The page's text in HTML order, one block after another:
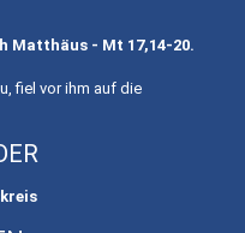
Matthäus - Mt 17,14-20.
fiel vor ihm auf die